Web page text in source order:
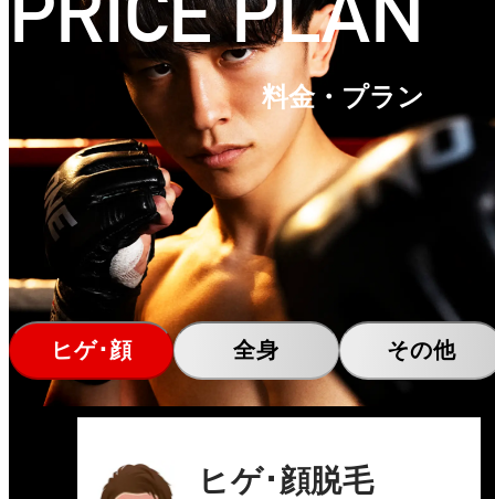
料金・プラン
ヒゲ･顔 全身 その他
ヒゲ･顔脱毛